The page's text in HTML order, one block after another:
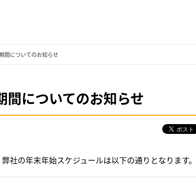
間についてのお知らせ
についてのお知らせ
社の年末年始スケジュールは以下の通りとなります。